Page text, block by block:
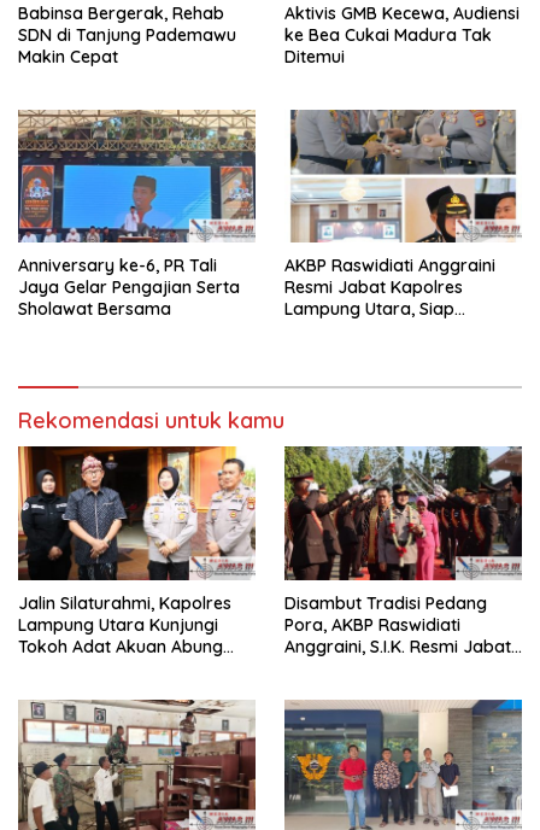
Babinsa Bergerak, Rehab
SDN di Tanjung Pademawu
Makin Cepat
Aktivis GMB Kecewa, Audiensi
ke Bea Cukai Madura Tak
Ditemui
Anniversary ke-6, PR Tali
Jaya Gelar Pengajian Serta
Sholawat Bersama
AKBP Raswidiati Anggraini
Resmi Jabat Kapolres
Lampung Utara, Siap
Rekomendasi untuk kamu
Jalin Silaturahmi, Kapolres
Lampung Utara Kunjungi
Tokoh Adat Akuan Abung
Disambut Tradisi Pedang
Pora, AKBP Raswidiati
Anggraini, S.I.K. Resmi Jabat